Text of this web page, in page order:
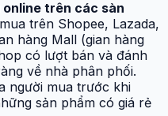
online trên các sàn
trên Shopee, Lazada,
hàng Mall (gian hàng
có lượt bán và đánh
về nhà phân phối.
người mua trước khi
sản phẩm có giá rẻ